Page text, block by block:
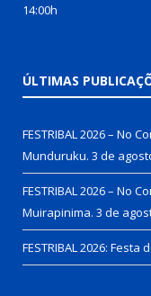
14:00h
ÚLTIMAS
FESTRIBAL 2026 – No
Munduruku. 3 de
FESTRIBAL 2026 – No
Muirapinima. 3 de
FESTRIBAL 2026: Festa